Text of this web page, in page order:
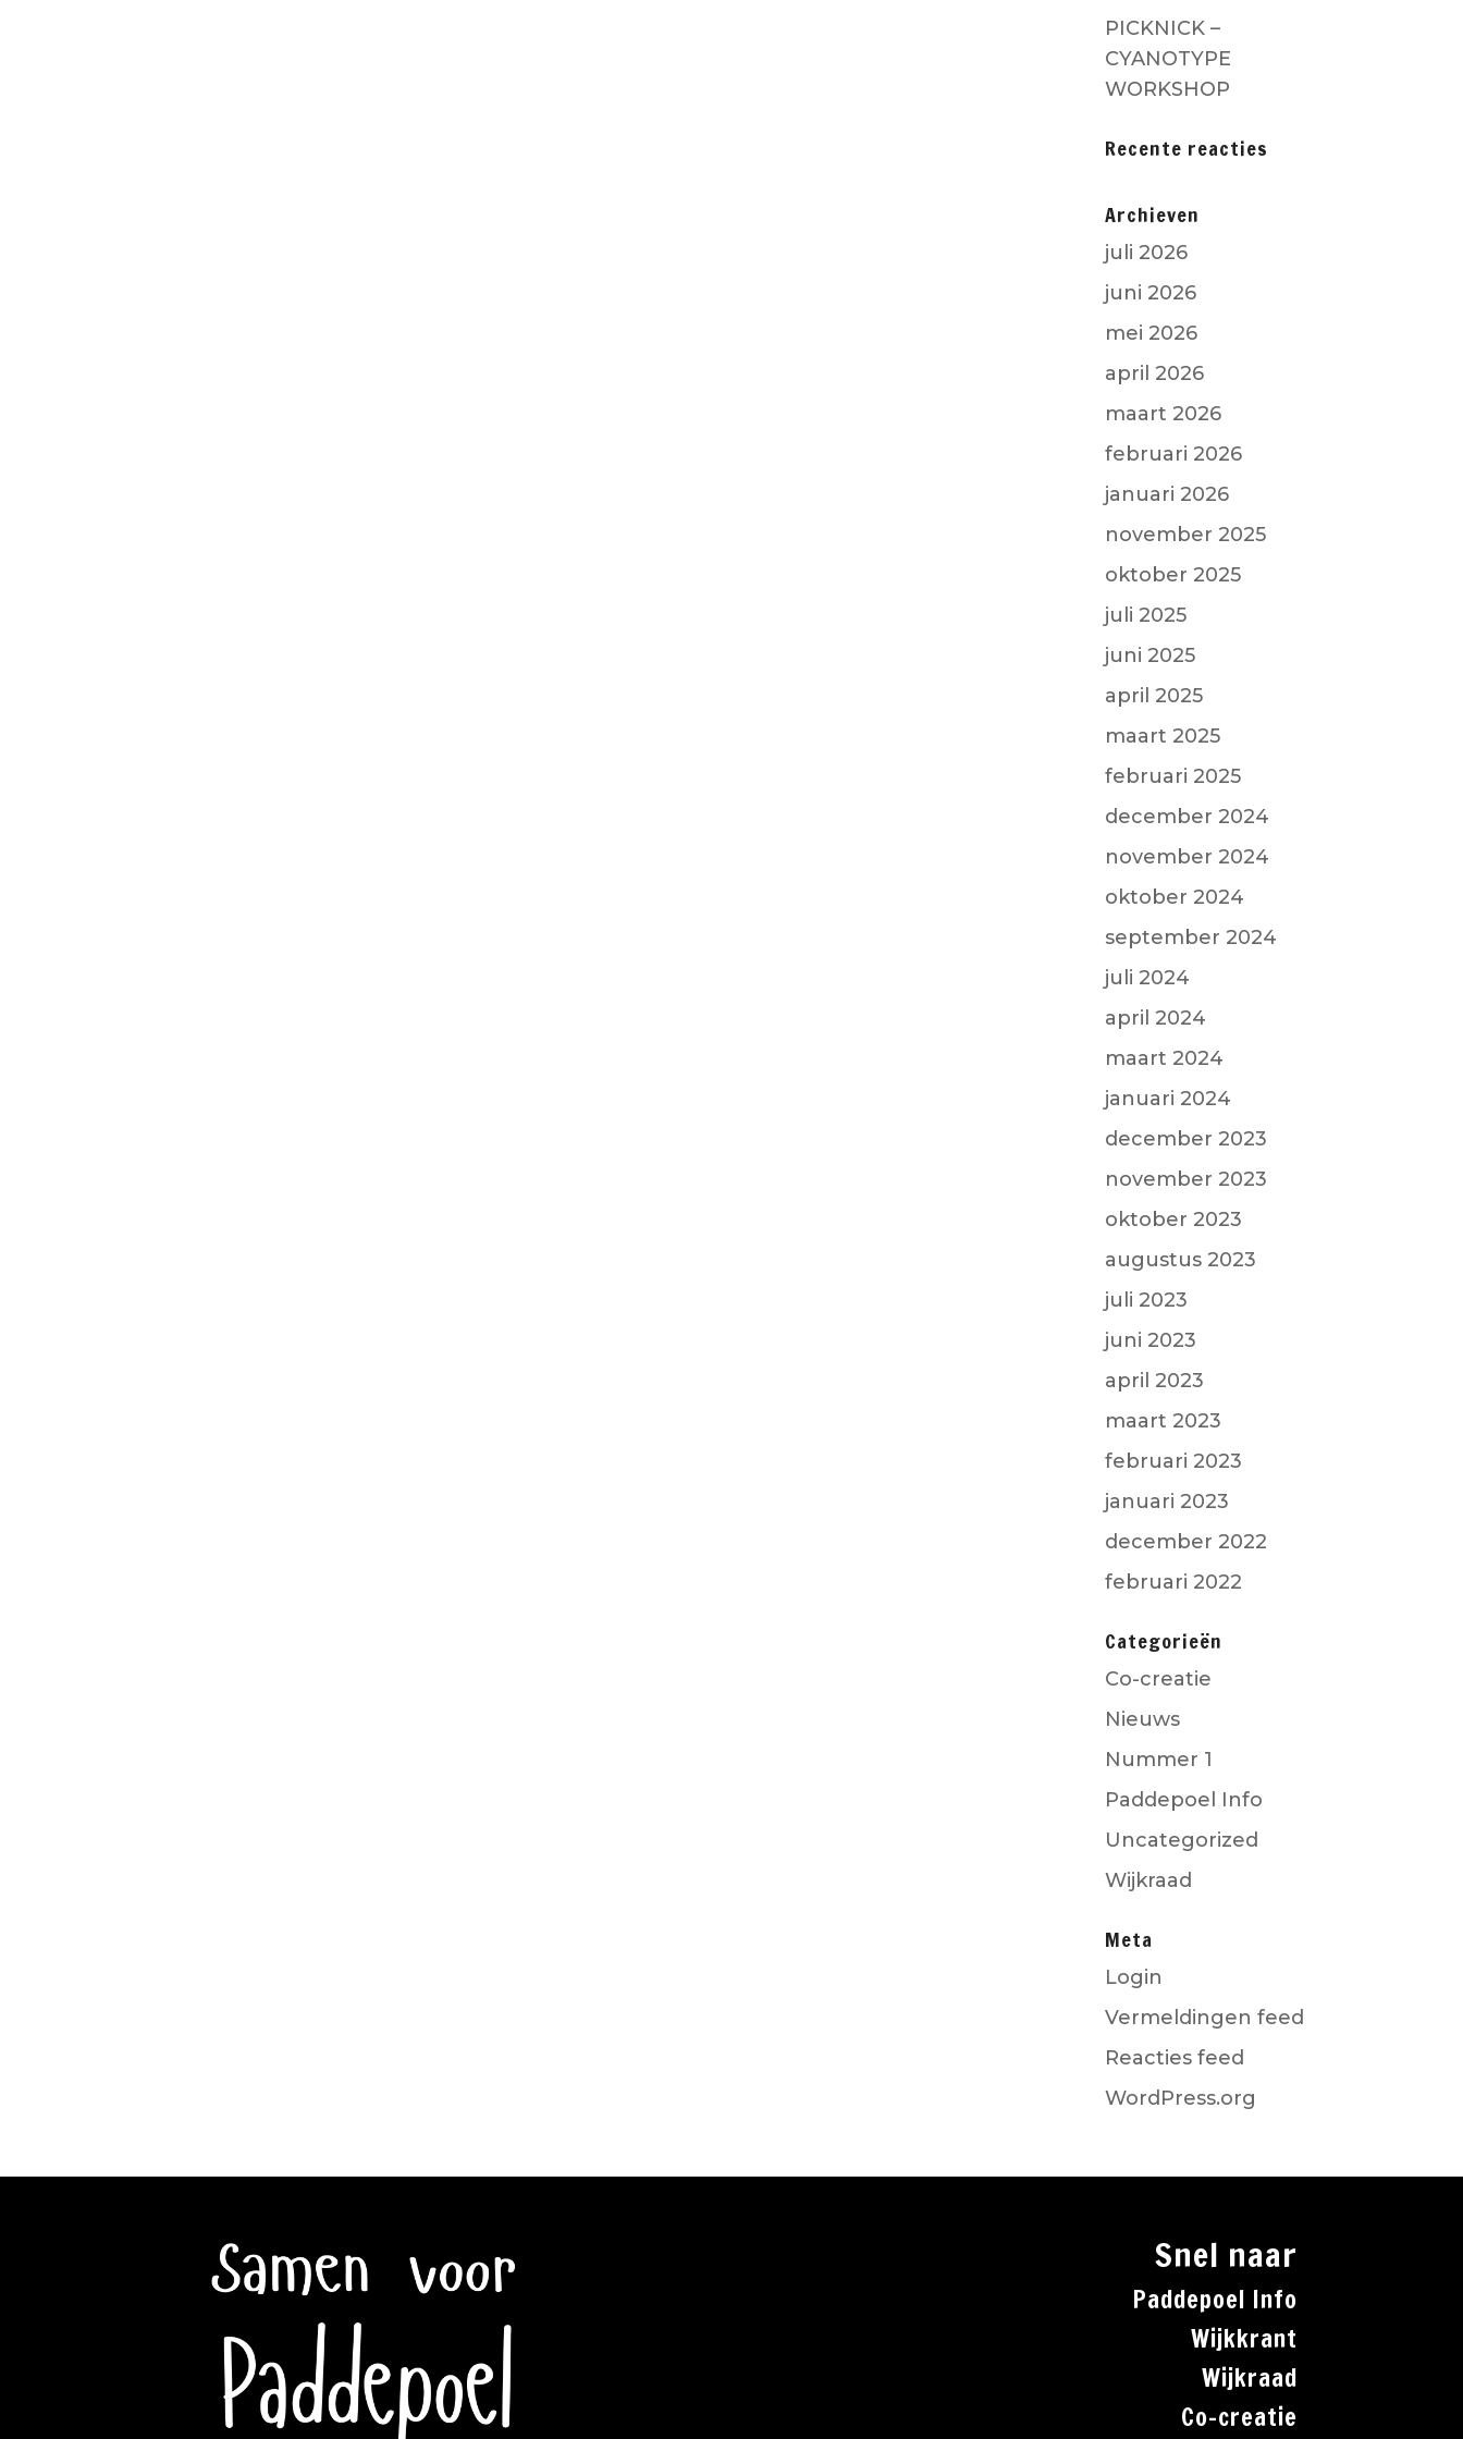
PICKNICK –
CYANOTYPE
WORKSHOP
Recente reacties
Archieven
juli 2026
juni 2026
mei 2026
april 2026
maart 2026
februari 2026
januari 2026
november 2025
oktober 2025
juli 2025
juni 2025
april 2025
maart 2025
februari 2025
december 2024
november 2024
oktober 2024
september 2024
juli 2024
april 2024
maart 2024
januari 2024
december 2023
november 2023
oktober 2023
augustus 2023
juli 2023
juni 2023
april 2023
maart 2023
februari 2023
januari 2023
december 2022
februari 2022
Categorieën
Co-creatie
Nieuws
Nummer 1
Paddepoel Info
Uncategorized
Wijkraad
Meta
Login
Vermeldingen feed
Reacties feed
WordPress.org
Snel naar
Paddepoel Info
Wijkkrant
Wijkraad
Co-creatie